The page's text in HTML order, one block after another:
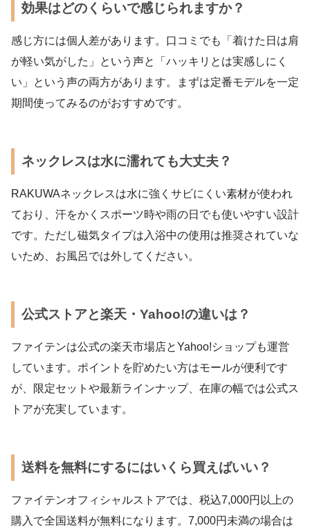
効果はどのくらいで感じられますか？
感じ方には個人差があります。口コミでも「着けた日は肩
が軽い気がした」という声と「ハッキリとは実感しにく
い」という声の両方があります。まずは定番モデルを一定
期間使ってみるのがおすすめです。
ネックレスは水に濡れても大丈夫？
RAKUWAネックレスは水に強くサビにくい素材が使われ
ており、汗をかくスポーツ時や雨の日でも使いやすい設計
です。ただし磁気タイプは入浴中の使用は推奨されていな
いため、お風呂では外してください。
公式ストアと楽天・Yahoo!の違いは？
ファイテンは公式の楽天市場店とYahoo!ショップも運営
しています。ポイントを貯めたい方はモールが便利です
が、限定セットや最新ラインナップ、在庫の幅では公式ス
トアが充実しています。
送料を無料にするにはいくら買えばいい？
ファイテンオフィシャルストアでは、税込7,000円以上の
購入で全国送料が無料になります。7,000円未満の場合は